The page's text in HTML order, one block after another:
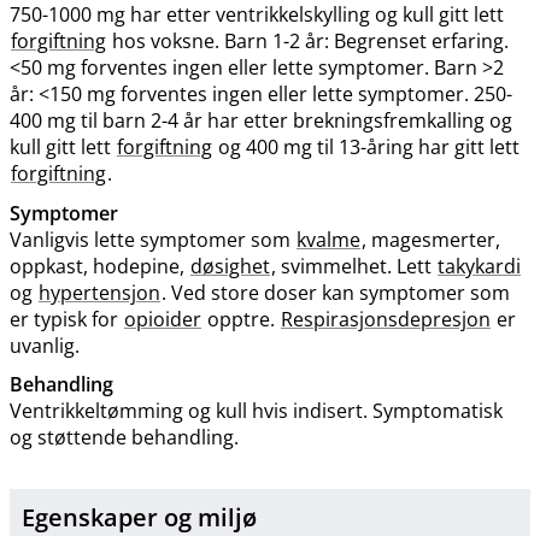
750-1000 mg har etter ventrikkelskylling og kull gitt lett
forgiftning hos voksne. Barn 1-2 år: Begrenset erfaring.
<50 mg forventes ingen eller lette symptomer. Barn >2
år: <150 mg forventes ingen eller lette symptomer. 250-
400 mg til barn 2-4 år har etter brekningsfremkalling og
kull gitt lett forgiftning og 400 mg til 13-åring har gitt lett
forgiftning.
Symptomer
Vanligvis lette symptomer som kvalme, magesmerter,
oppkast, hodepine, døsighet, svimmelhet. Lett takykardi
og hypertensjon. Ved store doser kan symptomer som
er typisk for opioider opptre. Respirasjonsdepresjon er
uvanlig.
Behandling
Ventrikkeltømming og kull hvis indisert. Symptomatisk
og støttende behandling.
Egenskaper og miljø